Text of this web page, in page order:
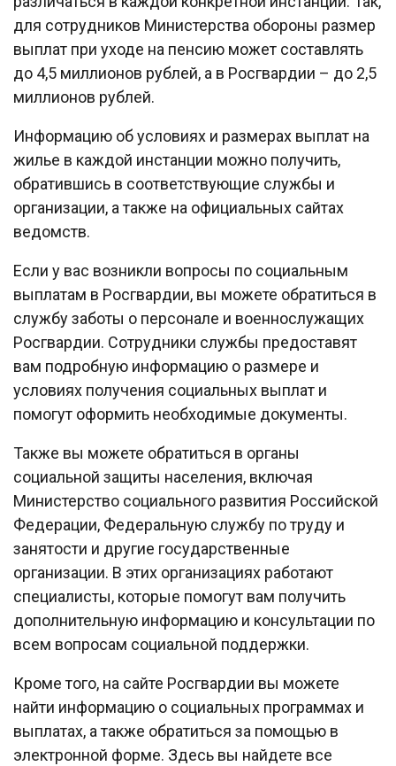
для сотрудников Министерства обороны размер
выплат при уходе на пенсию может составлять
до 4,5 миллионов рублей, а в Росгвардии – до 2,5
миллионов рублей.
Информацию об условиях и размерах выплат на
жилье в каждой инстанции можно получить,
обратившись в соответствующие службы и
организации, а также на официальных сайтах
ведомств.
Если у вас возникли вопросы по социальным
выплатам в Росгвардии, вы можете обратиться в
службу заботы о персонале и военнослужащих
Росгвардии. Сотрудники службы предоставят
вам подробную информацию о размере и
условиях получения социальных выплат и
помогут оформить необходимые документы.
Также вы можете обратиться в органы
социальной защиты населения, включая
Министерство социального развития Российской
Федерации, Федеральную службу по труду и
занятости и другие государственные
организации. В этих организациях работают
специалисты, которые помогут вам получить
дополнительную информацию и консультации по
всем вопросам социальной поддержки.
Кроме того, на сайте Росгвардии вы можете
найти информацию о социальных программах и
выплатах, а также обратиться за помощью в
электронной форме. Здесь вы найдете все